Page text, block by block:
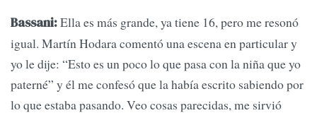
Bassani:Ella es más grande, ya tiene 16, pero me resonó
igual. Martín Hodara comentó una escena en particular y
yo le dije: “Esto es un poco lo que pasa con la niña que yo
paterné” y él me confesó que la había escrito sabiendo por
lo que estaba pasando. Veo cosas parecidas, me sirvió